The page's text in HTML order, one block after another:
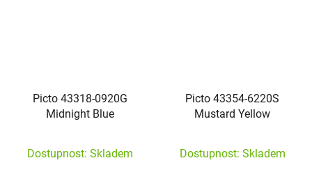
Picto 43318-0920G
Midnight Blue
Dostupnost: Skladem
Picto 43354-6220S
Mustard Yellow
Dostupnost: Skladem